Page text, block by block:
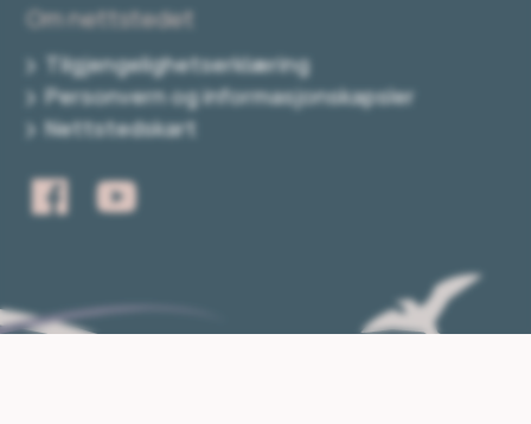
Om nettstedet
Tilgjengelighetserklæring
Personvern og informasjonskapsler
Nettstedskart